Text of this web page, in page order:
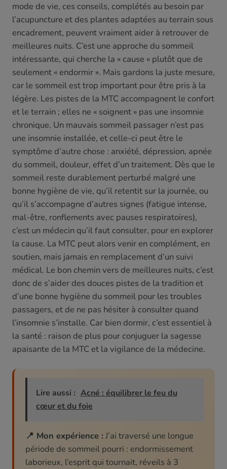
mode de vie, ces conseils, complétés au besoin par
l’acupuncture et des plantes adaptées au terrain sous
encadrement, peuvent vraiment aider à retrouver de
meilleures nuits. C’est une approche du sommeil
intéressante, qui cherche la « cause » plutôt que de
seulement « endormir ». Mais gardons la juste mesure,
car le sommeil est trop important pour être pris à la
légère. Les pistes de la MTC accompagnent le confort
et le terrain ; elles ne « soignent » pas une insomnie
chronique. Un mauvais sommeil passager n’est pas
une insomnie installée, et celle-ci peut être le
symptôme d’autre chose : anxiété, dépression, apnée
du sommeil, douleur, effet d’un traitement. Dès que le
sommeil reste durablement perturbé malgré une
bonne hygiène de vie, qu’il retentit sur la journée, ou
qu’il s’accompagne d’autres signes (fatigue intense,
mal-être, ronflements avec pauses respiratoires),
c’est un médecin qu’il faut consulter, pour en explorer
la cause. La MTC peut alors venir en complément, en
soutien, mais jamais en remplacement d’un suivi
médical. Le bon chemin vers de meilleures nuits, c’est
donc de s’aider des douces pistes de la tradition et
d’une bonne hygiène du sommeil pour les troubles
passagers, et de ne pas hésiter à consulter quand
l’insomnie s’installe. Car bien dormir, c’est essentiel à
la santé : raison de plus pour conjuguer la sagesse
apaisante de la MTC et la vigilance de la médecine.
Lire aussi : Acné : équilibrer le feu du
cœur et du foie
📍 Mon expérience : J’ai traversé une longue
période de sommeil pourri : endormissement
laborieux, l’esprit qui tournait, réveils à 3